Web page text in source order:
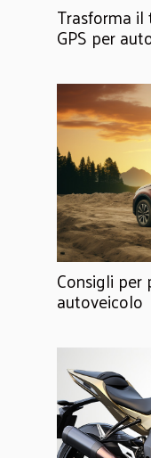
Trasforma
GPS per
Consigli
autoveicolo